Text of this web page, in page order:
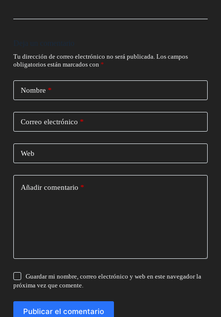
Deja un comentario
Tu dirección de correo electrónico no será publicada. Los campos
obligatorios están marcados con *
Nombre *
Correo electrónico *
Web
Añadir comentario *
Guardar mi nombre, correo electrónico y web en este navegador la
próxima vez que comente.
Publicar el comentario